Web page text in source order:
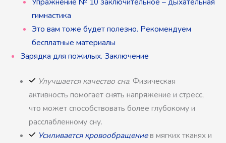
гимнастика
Это вам тоже будет полезно. Рекомендуем
бесплатные материалы
Зарядка для пожилых. Заключение
Улучшается качество сна. Физическая
активность помогает снять напряжение и стресс,
что может способствовать более глубокому и
расслабленному сну.
Усиливается кровообращениев мягких тканях и